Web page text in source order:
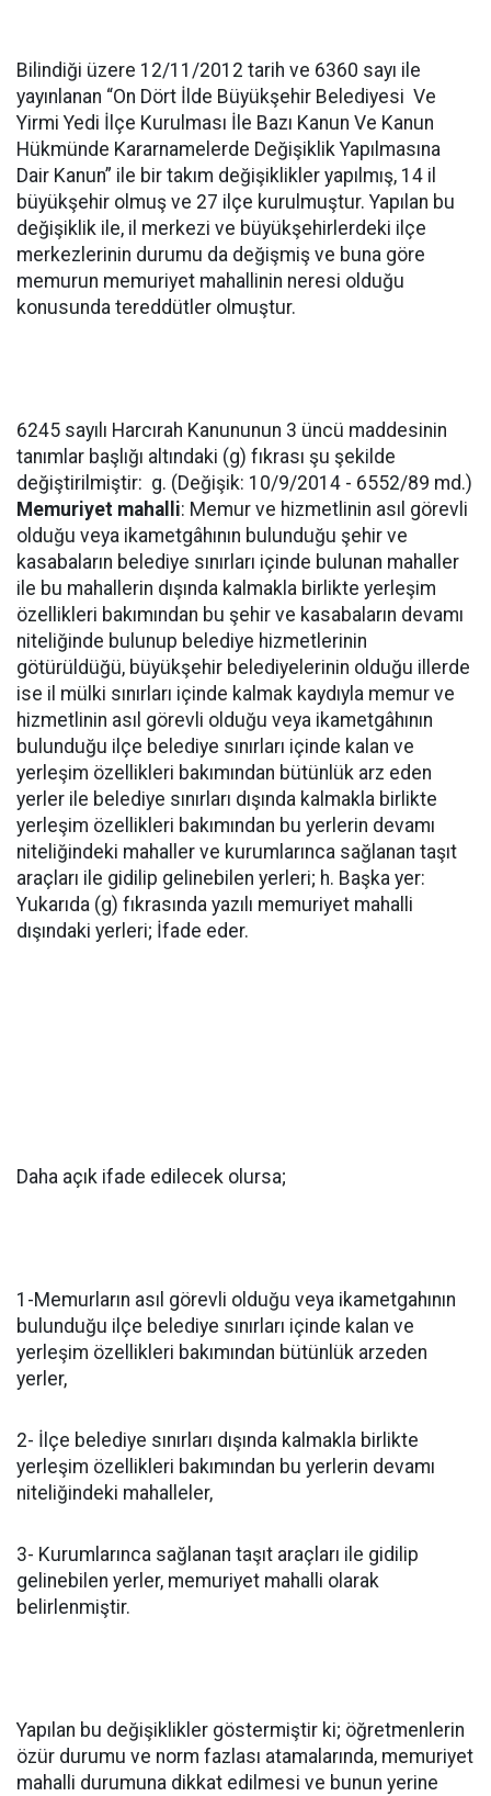
Bilindiği üzere 12/11/2012 tarih ve 6360 sayı ile
yayınlanan “On Dört İlde Büyükşehir Belediyesi Ve
Yirmi Yedi İlçe Kurulması İle Bazı Kanun Ve Kanun
Hükmünde Kararnamelerde Değişiklik Yapılmasına
Dair Kanun” ile bir takım değişiklikler yapılmış, 14 il
büyükşehir olmuş ve 27 ilçe kurulmuştur. Yapılan bu
değişiklik ile, il merkezi ve büyükşehirlerdeki ilçe
merkezlerinin durumu da değişmiş ve buna göre
memurun memuriyet mahallinin neresi olduğu
konusunda tereddütler olmuştur.
6245 sayılı Harcırah Kanununun 3 üncü maddesinin
tanımlar başlığı altındaki (g) fıkrası şu şekilde
değiştirilmiştir: g. (Değişik: 10/9/2014 - 6552/89 md.)
Memuriyet mahalli: Memur ve hizmetlinin asıl görevli
olduğu veya ikametgâhının bulunduğu şehir ve
kasabaların belediye sınırları içinde bulunan mahaller
ile bu mahallerin dışında kalmakla birlikte yerleşim
özellikleri bakımından bu şehir ve kasabaların devamı
niteliğinde bulunup belediye hizmetlerinin
götürüldüğü, büyükşehir belediyelerinin olduğu illerde
ise il mülki sınırları içinde kalmak kaydıyla memur ve
hizmetlinin asıl görevli olduğu veya ikametgâhının
bulunduğu ilçe belediye sınırları içinde kalan ve
yerleşim özellikleri bakımından bütünlük arz eden
yerler ile belediye sınırları dışında kalmakla birlikte
yerleşim özellikleri bakımından bu yerlerin devamı
niteliğindeki mahaller ve kurumlarınca sağlanan taşıt
araçları ile gidilip gelinebilen yerleri; h. Başka yer:
Yukarıda (g) fıkrasında yazılı memuriyet mahalli
dışındaki yerleri; İfade eder.
Daha açık ifade edilecek olursa;
1-Memurların asıl görevli olduğu veya ikametgahının
bulunduğu ilçe belediye sınırları içinde kalan ve
yerleşim özellikleri bakımından bütünlük arzeden
yerler,
2- İlçe belediye sınırları dışında kalmakla birlikte
yerleşim özellikleri bakımından bu yerlerin devamı
niteliğindeki mahalleler,
3- Kurumlarınca sağlanan taşıt araçları ile gidilip
gelinebilen yerler, memuriyet mahalli olarak
belirlenmiştir.
Yapılan bu değişiklikler göstermiştir ki; öğretmenlerin
özür durumu ve norm fazlası atamalarında, memuriyet
mahalli durumuna dikkat edilmesi ve bunun yerine